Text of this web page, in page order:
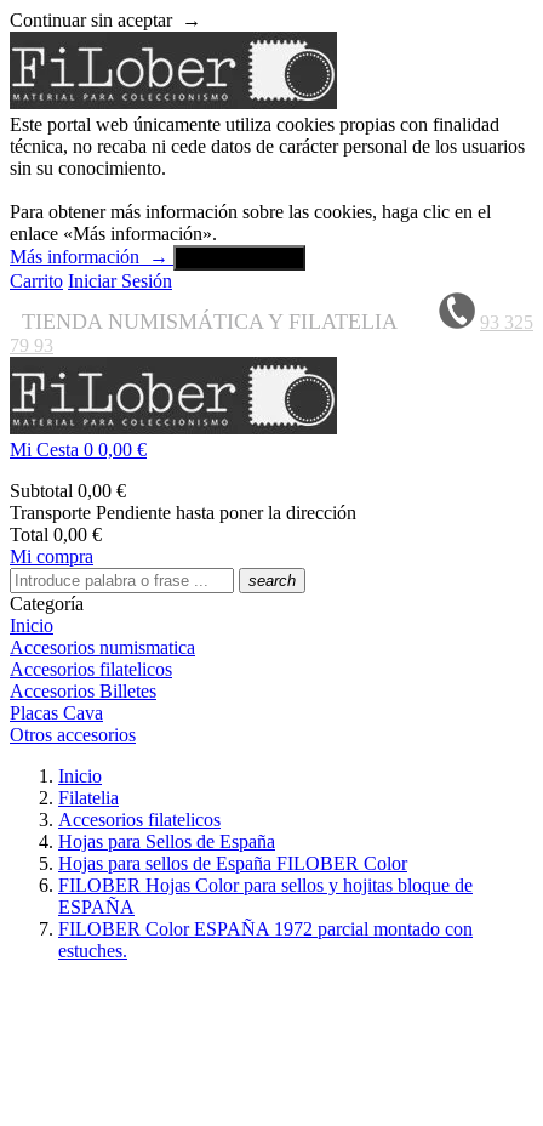
Continuar sin aceptar →
Este portal web únicamente utiliza cookies propias con finalidad
técnica, no recaba ni cede datos de carácter personal de los usuarios
sin su conocimiento.
Para obtener más información sobre las cookies, haga clic en el
enlace «Más información».
Más información
→
Carrito Iniciar Sesión
TIENDA NUMISMÁTICA Y FILATELIA
93 325
79 93
Mi Cesta 0 0,00 €
Subtotal 0,00 €
Transporte Pendiente hasta poner la dirección
Total 0,00 €
Mi compra
search
Categoría
Inicio
Accesorios numismatica
Accesorios filatelicos
Accesorios Billetes
Placas Cava
Otros accesorios
Inicio
Filatelia
Accesorios filatelicos
Hojas para Sellos de España
Hojas para sellos de España FILOBER Color
FILOBER Hojas Color para sellos y hojitas bloque de
ESPAÑA
FILOBER Color ESPAÑA 1972 parcial montado con
estuches.